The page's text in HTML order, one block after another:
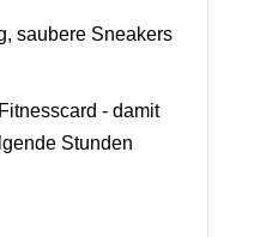
saubere Sneakers
- damit
Stunden